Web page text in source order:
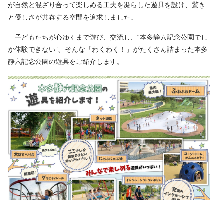
が自然と混ざり合って楽しめる工夫を凝らした遊具を設け、驚き
と優しさが共存する空間を追求しました。
子どもたちが心ゆくまで遊び、交流し、“本多静六記念公園でし
か体験できない”、そんな「わくわく！」がたくさん詰まった本多
静六記念公園の遊具をご紹介します。